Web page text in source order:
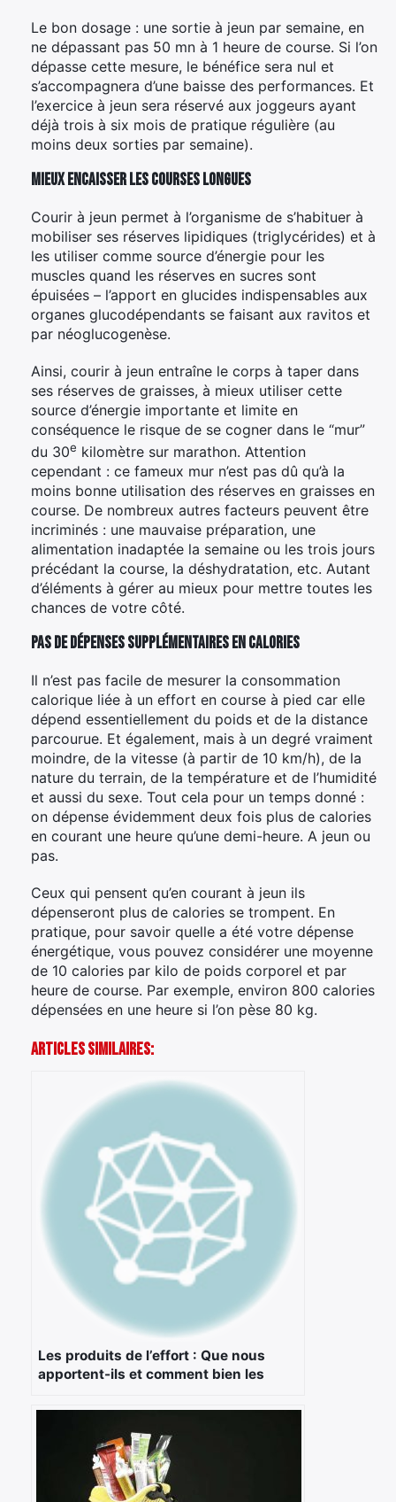
Le bon dosage : une sortie à jeun par semaine, en
ne dépassant pas 50 mn à 1 heure de course. Si l’on
dépasse cette mesure, le bénéfice sera nul et
s’accompagnera d’une baisse des performances. Et
l’exercice à jeun sera réservé aux joggeurs ayant
déjà trois à six mois de pratique régulière (au
moins deux sorties par semaine).
Mieux encaisser les courses longues
Courir à jeun permet à l’organisme de s’habituer à
mobiliser ses réserves lipidiques (triglycérides) et à
les utiliser comme source d’énergie pour les
muscles quand les réserves en sucres sont
épuisées – l’apport en glucides indispensables aux
organes glucodépendants se faisant aux ravitos et
par néoglucogenèse.
Ainsi, courir à jeun entraîne le corps à taper dans
ses réserves de graisses, à mieux utiliser cette
source d’énergie importante et limite en
conséquence le risque de se cogner dans le “mur”
du 30e kilomètre sur marathon. Attention
cependant : ce fameux mur n’est pas dû qu’à la
moins bonne utilisation des réserves en graisses en
course. De nombreux autres facteurs peuvent être
incriminés : une mauvaise préparation, une
alimentation inadaptée la semaine ou les trois jours
précédant la course, la déshydratation, etc. Autant
d’éléments à gérer au mieux pour mettre toutes les
chances de votre côté.
Pas de dépenses supplémentaires en calories
Il n’est pas facile de mesurer la consommation
calorique liée à un effort en course à pied car elle
dépend essentiellement du poids et de la distance
parcourue. Et également, mais à un degré vraiment
moindre, de la vitesse (à partir de 10 km/h), de la
nature du terrain, de la température et de l’humidité
et aussi du sexe. Tout cela pour un temps donné :
on dépense évidemment deux fois plus de calories
en courant une heure qu’une demi-heure. A jeun ou
pas.
Ceux qui pensent qu’en courant à jeun ils
dépenseront plus de calories se trompent. En
pratique, pour savoir quelle a été votre dépense
énergétique, vous pouvez considérer une moyenne
de 10 calories par kilo de poids corporel et par
heure de course. Par exemple, environ 800 calories
dépensées en une heure si l’on pèse 80 kg.
Articles Similaires:
Les produits de l’effort : Que nous
apportent-ils et comment bien les